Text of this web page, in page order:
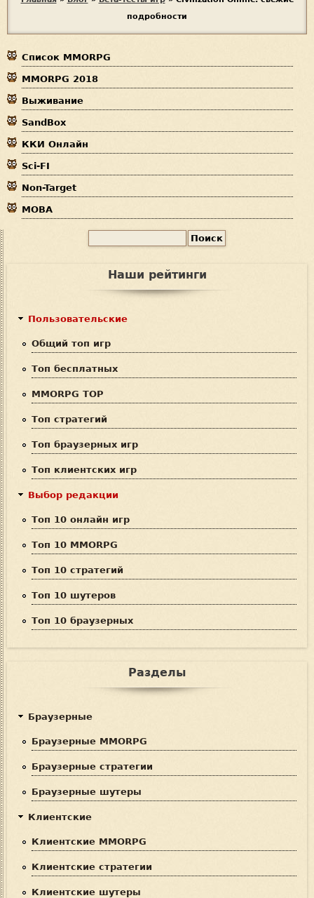
а
е
р
д
подробности
Список MMORPG
MMORPG 2018
Выживание
SandBox
ККИ Онлайн
Sci-FI
Non-Target
MOBA
Наши рейтинги
Пользовательские
Общий топ игр
Топ бесплатных
MMORPG TOP
Топ стратегий
Топ браузерных игр
Топ клиентских игр
Выбор редакции
Топ 10 онлайн игр
Топ 10 MMORPG
Топ 10 стратегий
Топ 10 шутеров
Топ 10 браузерных
Разделы
Браузерные
Браузерные MMORPG
Браузерные стратегии
Браузерные шутеры
Клиентские
Клиентские MMORPG
Клиентские стратегии
Клиентские шутеры